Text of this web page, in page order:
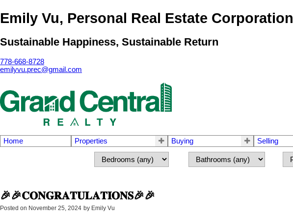
Emily Vu, Personal Real Estate Corporation
Sustainable Happiness, Sustainable Return
778-668-8728
emilyvu.prec@gmail.com
Home Properties Buying Selling
🎉🎉𝐂𝐎𝐍𝐆𝐑𝐀𝐓𝐔𝐋𝐀𝐓𝐈𝐎𝐍𝐒🎉🎉
Posted on November 25, 2024 by Emily Vu